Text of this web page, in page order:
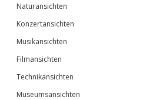
Naturansichten
Konzertansichten
Musikansichten
Filmansichten
Technikansichten
Museumsansichten